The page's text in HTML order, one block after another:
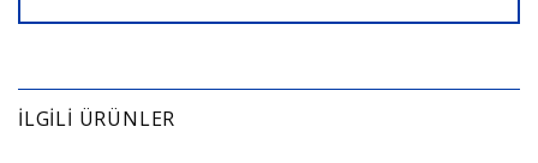
İLGILI ÜRÜNLER